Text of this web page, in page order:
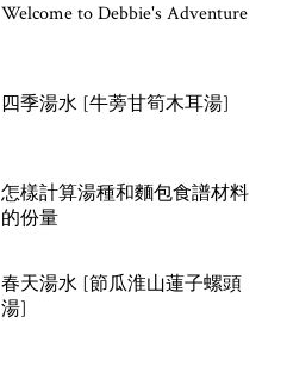
Welcome to Debbie's Adventure
四季湯水 [牛蒡甘筍木耳湯]
怎樣計算湯種和麵包食譜材料
的份量
春天湯水 [節瓜淮山蓮子螺頭
湯]